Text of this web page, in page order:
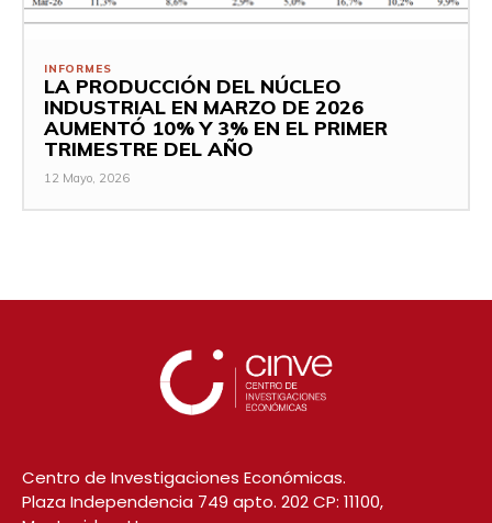
INFORMES
LA PRODUCCIÓN DEL NÚCLEO
INDUSTRIAL EN MARZO DE 2026
AUMENTÓ 10% Y 3% EN EL PRIMER
TRIMESTRE DEL AÑO
12 Mayo, 2026
Centro de Investigaciones Económicas.
Plaza Independencia 749 apto. 202 CP: 11100,